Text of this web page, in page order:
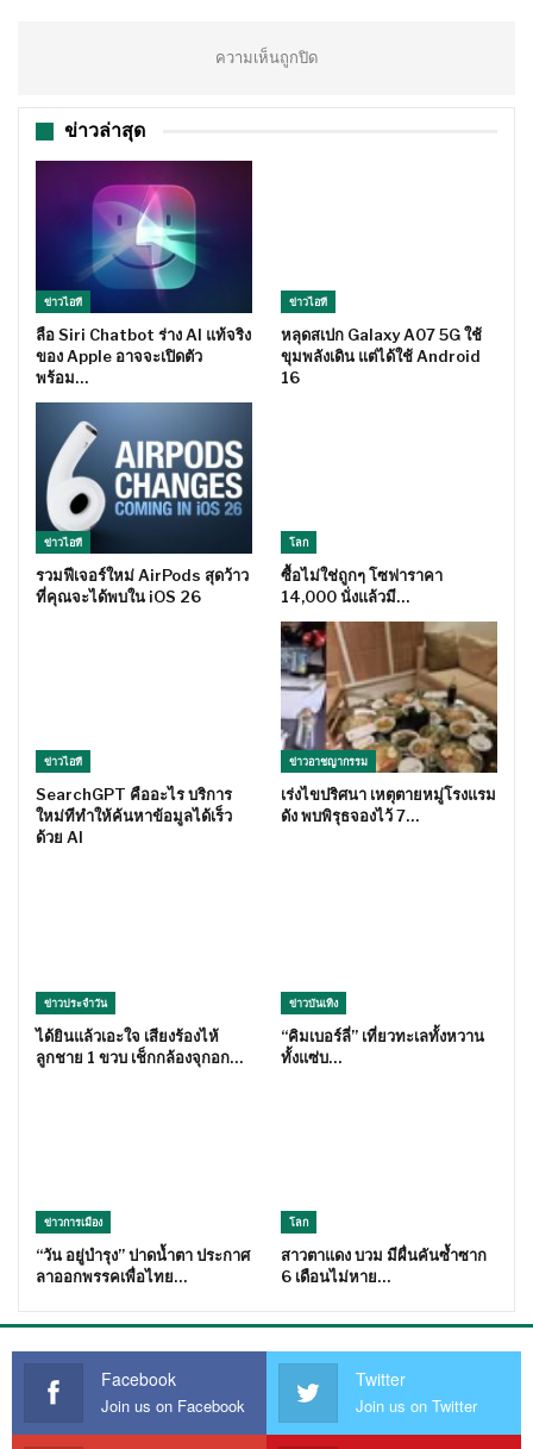
ความเห็นถูกปิด
ข่าวล่าสุด
ข่าวไอที
ลือ Siri Chatbot ร่าง AI แท้จริง
ของ Apple อาจจะเปิดตัว
พร้อม…
ข่าวไอที
หลุดสเปก Galaxy A07 5G ใช้
ขุมพลังเดิน แต่ได้ใช้ Android
16
ข่าวไอที
รวมฟีเจอร์ใหม่ AirPods สุดว้าว
ที่คุณจะได้พบใน iOS 26
โลก
ซื้อไม่ใช่ถูกๆ โซฟาราคา
14,000 นั่งแล้วมี…
ข่าวไอที
SearchGPT คืออะไร บริการ
ใหม่ทีทำให้ค้นหาข้อมูลได้เร็ว
ด้วย AI
ข่าวอาชญากรรม
เร่งไขปริศนา เหตุตายหมู่โรงแรม
ดัง พบพิรุธจองไว้ 7…
ข่าวประจำวัน
ได้ยินแล้วเอะใจ เสียงร้องไห้
ลูกชาย 1 ขวบ เช็กกล้องจุกอก…
ข่าวบันเทิง
“คิมเบอร์ลี่” เที่ยวทะเลทั้งหวาน
ทั้งแซ่บ…
ข่าวการเมือง
“วัน อยู่บำรุง” ปาดน้ำตา ประกาศ
ลาออกพรรคเพื่อไทย…
โลก
สาวตาแดง บวม มีผื่นคันซ้ำซาก
6 เดือนไม่หาย…
Facebook
Join us on Facebook
Twitter
Join us on Twitter